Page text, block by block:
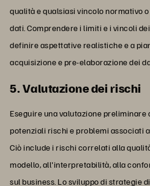
qualità e qualsiasi vincolo normativo
dati. Comprendere i limiti e i vincoli
definire aspettative realistiche e a
acquisizione e pre-elaborazione dei
5. Valutazione dei rischi
Eseguire una valutazione
potenziali rischi e problemi associati
Ciò include i rischi correlati alla
modello, all'interpretabilità, alla
sul business. Lo sviluppo di strategie